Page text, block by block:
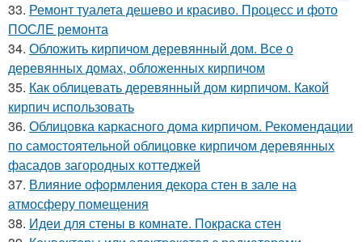
33. Ремонт туалета дешево и красиво. Процесс и фото
ПОСЛЕ ремонта
34. Обложить кирпичом деревянный дом. Все о
деревянных домах, обложенных кирпичом
35. Как облицевать деревянный дом кирпичом. Какой
кирпич использовать
36. Облицовка каркасного дома кирпичом. Рекомендации
по самостоятельной облицовке кирпичом деревянных
фасадов загородных коттеджей
37. Влияние оформления декора стен в зале на
атмосферу помещения
38. Идеи для стены в комнате. Покраска стен